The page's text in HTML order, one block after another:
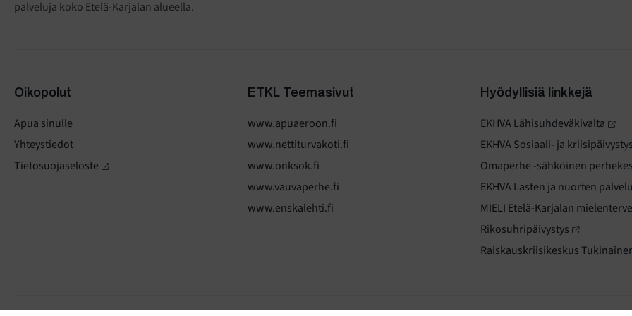
palveluja koko Etelä-Karjalan alueella.
Oikopolut
Apua sinulle
Yhteystiedot
Tietosuojaseloste
ETKL Teemasivut
www.apuaeroon.fi
www.nettiturvakoti.fi
www.onksok.fi
www.vauvaperhe.fi
www.enskalehti.fi
Hyödyllisiä linkkejä
EKHVA Lähisuhdeväkivalta
EKHVA Sosiaali- ja kriisipäivystys
Omaperhe -sähköinen
EKHVA Lasten ja nuorten
MIELI Etelä-Karjalan
Rikosuhripäivystys
Raiskauskriisikeskus